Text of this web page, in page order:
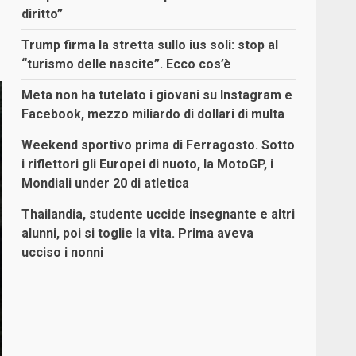
diritto”
Trump firma la stretta sullo ius soli: stop al
“turismo delle nascite”. Ecco cos’è
Meta non ha tutelato i giovani su Instagram e
Facebook, mezzo miliardo di dollari di multa
Weekend sportivo prima di Ferragosto. Sotto
i riflettori gli Europei di nuoto, la MotoGP, i
Mondiali under 20 di atletica
Thailandia, studente uccide insegnante e altri
alunni, poi si toglie la vita. Prima aveva
ucciso i nonni